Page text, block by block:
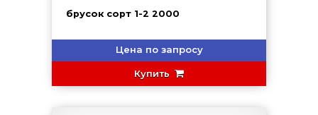
брусок сорт 1-2 2000
Цена по запросу
Купить